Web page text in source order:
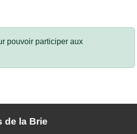
pouvoir participer aux
de la Brie